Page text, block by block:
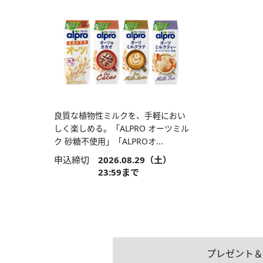
良質な植物性ミルクを、手軽におい
しく楽しめる。「ALPRO オーツミル
ク 砂糖不使用」「ALPROオ...
申込締切 2026.08.29（土）
23:59まで
プレゼント